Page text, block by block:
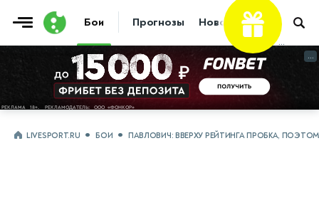
Бои Прогнозы Новости Бокс
...
...
LIVESPORT.RU БОИ ПАВЛОВИЧ: ВВЕРХУ РЕЙТИНГА ПРОБКА,